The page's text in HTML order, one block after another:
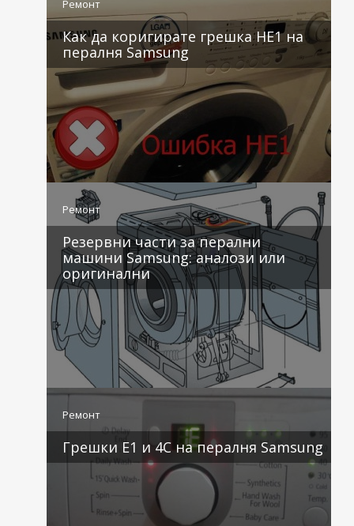
Ремонт
Как да коригирате грешка HE1 на
пералня Samsung
4 коментара
Ремонт
Резервни части за перални
машини Samsung: аналози или
оригинални
Ремонт
Грешки E1 и 4C на пералня Samsung